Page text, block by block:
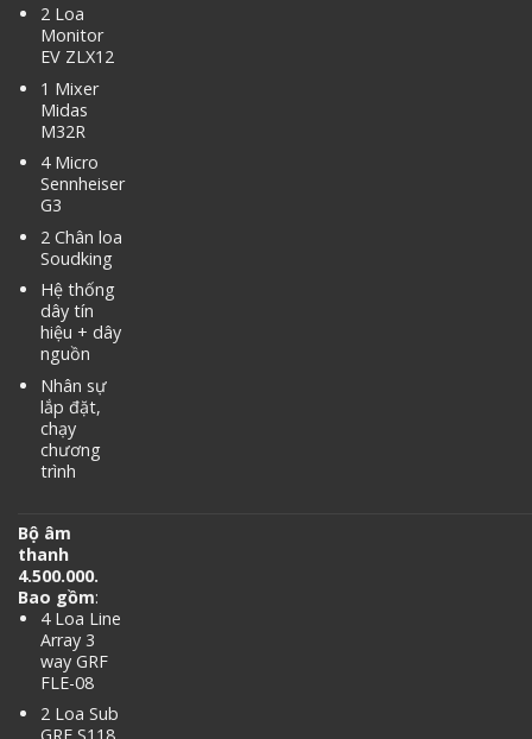
2 Loa
Monitor
EV ZLX12
1 Mixer
Midas
M32R
4 Micro
Sennheiser
G3
2 Chân loa
Soudking
Hệ thống
dây tín
hiệu + dây
nguồn
Nhân sự
lắp đặt,
chạy
chương
trình
Bộ âm
thanh
4.500.000.
Bao gồm:
4 Loa Line
Array 3
way GRF
FLE-08
2 Loa Sub